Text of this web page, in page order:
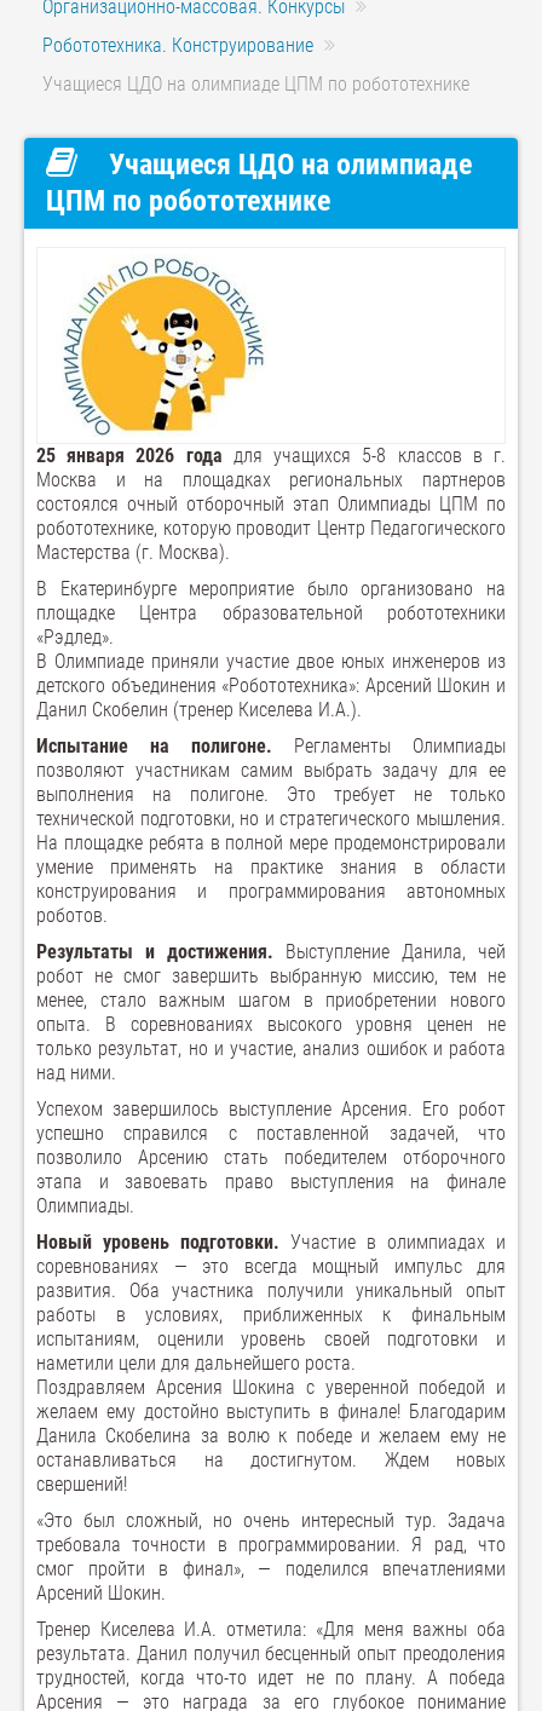
Организационно-массовая. Конкурсы
Робототехника. Конструирование
Учащиеся ЦДО на олимпиаде ЦПМ по робототехнике
Учащиеся ЦДО на олимпиаде
ЦПМ по робототехнике
25 января 2026 года для учащихся 5-8 классов в г.
Москва и на площадках региональных партнеров
состоялся очный отборочный этап Олимпиады ЦПМ по
робототехнике, которую проводит Центр Педагогического
Мастерства (г. Москва).
В Екатеринбурге мероприятие было организовано на
площадке Центра образовательной робототехники
«Рэдлед».
В Олимпиаде приняли участие двое юных инженеров из
детского объединения «Робототехника»: Арсений Шокин и
Данил Скобелин (тренер Киселева И.А.).
Испытание на полигоне. Регламенты Олимпиады
позволяют участникам самим выбрать задачу для ее
выполнения на полигоне. Это требует не только
технической подготовки, но и стратегического мышления.
На площадке ребята в полной мере продемонстрировали
умение применять на практике знания в области
конструирования и программирования автономных
роботов.
Результаты и достижения. Выступление Данила, чей
робот не смог завершить выбранную миссию, тем не
менее, стало важным шагом в приобретении нового
опыта. В соревнованиях высокого уровня ценен не
только результат, но и участие, анализ ошибок и работа
над ними.
Успехом завершилось выступление Арсения. Его робот
успешно справился с поставленной задачей, что
позволило Арсению стать победителем отборочного
этапа и завоевать право выступления на финале
Олимпиады.
Новый уровень подготовки. Участие в олимпиадах и
соревнованиях — это всегда мощный импульс для
развития. Оба участника получили уникальный опыт
работы в условиях, приближенных к финальным
испытаниям, оценили уровень своей подготовки и
наметили цели для дальнейшего роста.
Поздравляем Арсения Шокина с уверенной победой и
желаем ему достойно выступить в финале! Благодарим
Данила Скобелина за волю к победе и желаем ему не
останавливаться на достигнутом. Ждем новых
свершений!
«Это был сложный, но очень интересный тур. Задача
требовала точности в программировании. Я рад, что
смог пройти в финал», — поделился впечатлениями
Арсений Шокин.
Тренер Киселева И.А. отметила: «Для меня важны оба
результата. Данил получил бесценный опыт преодоления
трудностей, когда что-то идет не по плану. А победа
Арсения — это награда за его глубокое понимание